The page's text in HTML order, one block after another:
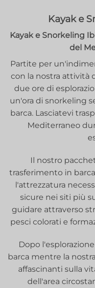
Kayak e
Kayak e Snorkeling
del
Partite per
con la nostra attività
due ore di
un'ora di snorkeling
barca. Lasciatevi
Mediterraneo
Il nostro
trasferimento in
l'attrezzatura
sicure nei siti più
guidare attraverso
pesci colorati e
Dopo
barca mentre la
affascinanti sulla
dell'area